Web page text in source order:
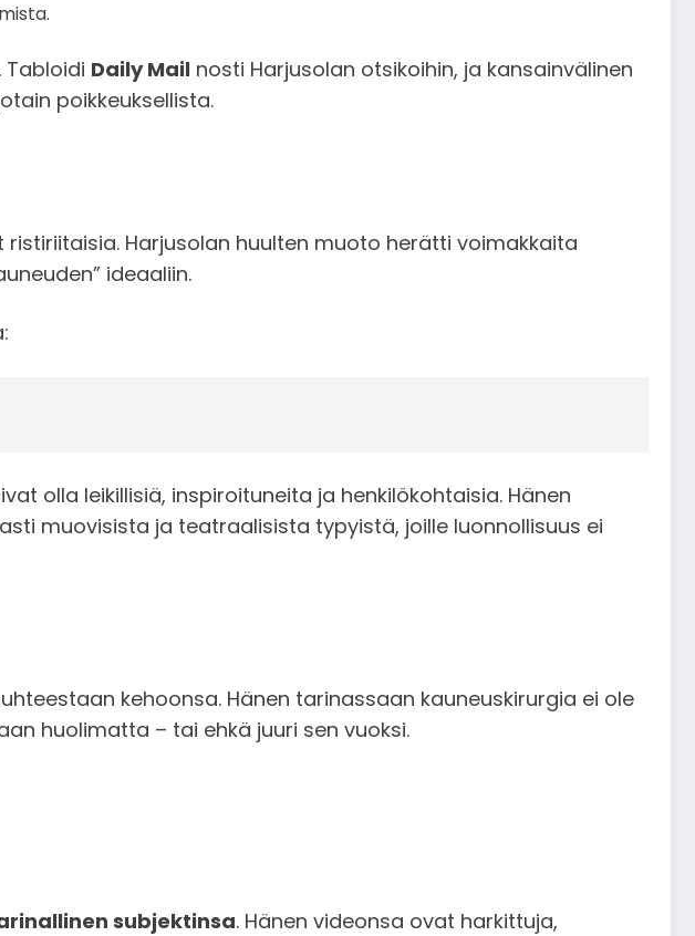
Tabloidi Daily Mail nosti Harjusolan otsikoihin, ja kansainvälinen
poikkeuksellista.
Harjusolan huulten muoto herätti voimakkaita
ideaaliin.
olla leikillisiä, inspiroituneita ja henkilökohtaisia. Hänen
muovisista ja teatraalisista typyistä, joille luonnollisuus ei
kehoonsa. Hänen tarinassaan kauneuskirurgia ei ole
huolimatta – tai ehkä juuri sen vuoksi.
subjektinsa. Hänen videonsa ovat harkittuja,